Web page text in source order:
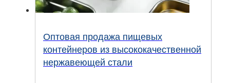
Оптовая продажа пищевых
контейнеров из высококачественной
нержавеющей стали